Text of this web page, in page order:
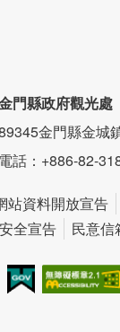
門縣政府觀光處
金門縣金城
電話：+886-82-
站資料開放宣告
全宣告
民意信